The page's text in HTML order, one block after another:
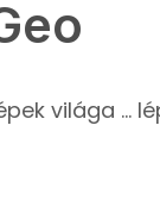
világa ...